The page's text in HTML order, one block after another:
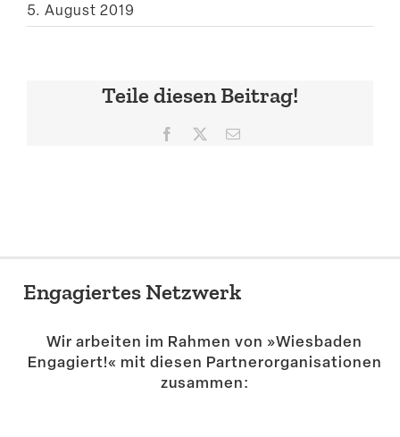
Aktuelles
Suche
5. August 2019
Teile diesen Beitrag!
Facebook E-
Engagiertes Netzwerk
Wir arbeiten im Rahmen von »Wiesbaden
Engagiert!« mit diesen Partner­or­ga­ni­sa­tionen
zusammen: